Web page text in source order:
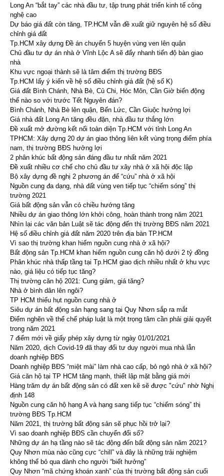
Long An “bắt tay” các nhà đầu tư, tập trung phát triển kinh tế công
nghệ cao
Dự báo giá đất còn tăng, TP.HCM vẫn đề xuất giữ nguyên hệ số điều
chỉnh giá đất
Tp.HCM xây dựng Đề án chuyển 5 huyện vùng ven lên quận
Chủ đầu tư dự án nhà ở Vĩnh Lộc A sẽ đẩy nhanh tiến độ bàn giao
nhà
Khu vực ngoại thành sẽ là tâm điểm thị trường BĐS
Tp.HCM lấy ý kiến về hệ số điều chỉnh giá đất (hệ số K)
Giá đất Bình Chánh, Nhà Bè, Củ Chi, Hóc Môn, Cần Giờ biến động
thế nào so với trước Tết Nguyên đán?
Bình Chánh, Nhà Bè lên quận, Bến Lức, Cần Giuộc hưởng lợi
Giá nhà đất Long An tăng đều đặn, nhà đầu tư thắng lớn
Đề xuất mở đường kết nối toàn diện Tp.HCM với tỉnh Long An
TPHCM: Xây dựng 20 dự án giao thông liên kết vùng trọng điểm phía
nam, thị trường BĐS hưởng lợi
2 phân khúc bất động sản đáng đầu tư nhất năm 2021
Đề xuất nhiều cơ chế cho chủ đầu tư xây nhà ở xã hội độc lập
Bộ xây dựng đề nghị 2 phương án để “cứu” nhà ở xã hội
Nguồn cung đa dạng, nhà đất vùng ven tiếp tục “chiếm sóng” thị
trường 2021
Giá bất động sản vẫn có chiều hướng tăng
Nhiều dự án giao thông lớn khởi công, hoàn thành trong năm 2021
Nhìn lại các văn bản Luật sẽ tác động đến thị trường BĐS năm 2021
Hệ số điều chỉnh giá đất năm 2020 trên địa bàn TP.HCM
Vì sao thị trường khan hiếm nguồn cung nhà ở xã hội?
Bất động sản Tp.HCM khan hiếm nguồn cung căn hộ dưới 2 tỷ đồng
Phân khúc nhà thấp tầng tại Tp.HCM giao dịch nhiều nhất ở khu vực
nào, giá liệu có tiếp tục tăng?
Thị trường căn hộ 2021: Cung giảm, giá tăng?
Nhà ở bình dân lên ngôi?
TP HCM thiếu hụt nguồn cung nhà ở
Siêu dự án bất động sản hạng sang tại Quy Nhơn sắp ra mắt
Điểm nghẽn về thể chế pháp luật là một trọng tâm cần phải giải quyết
trong năm 2021
7 điểm mới về giấy phép xây dựng từ ngày 01/01/2021
Năm 2020, dịch Covid-19 đã thay đổi tư duy người mua nhà lẫn
doanh nghiệp BĐS
Doanh nghiệp BĐS “miệt mài” làm nhà cao cấp, bỏ ngỏ nhà ở xã hội?
Giá căn hộ tại TP HCM tăng mạnh, thiết lập mặt bằng giá mới
Hàng trăm dự án bất động sản có đất xen kẽ sẽ được "cứu" nhờ Nghị
định 148
Nguồn cung căn hộ hạng A và hạng sang tiếp tục “chiếm sóng” thị
trường BĐS Tp.HCM
Năm 2021, thị trường bất động sản sẽ phục hồi trở lại?
Vì sao doanh nghiệp BĐS cần chuyển đổi số?
Những dự án hạ tầng nào sẽ tác động đến bất động sản năm 2021?
Quy Nhơn mùa nào cũng cực “chill” và đây là những trải nghiệm
không thể bỏ qua dành cho người “biết hưởng”
Quy Nhơn “mã chứng khoán xanh” của thị trường bất động sản cuối